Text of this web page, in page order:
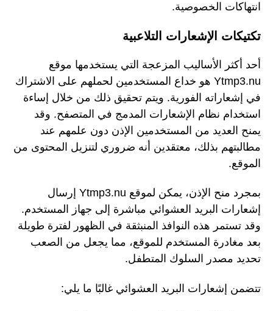
انتهاكات الخصوصية.
تكتيكات الإشعارات التلاعبية
أحد أكثر الأساليب المزعجة التي يستخدمها موقع
Ytmp3.nu هو خداع المستخدمين لحملهم على الاشتراك
في إشعاراته الفورية. ويتم تحقيق ذلك من خلال إساءة
استخدام نظام الإشعارات المدمج في المتصفح. وقد
يمنح العديد من المستخدمين الإذن دون علمهم عند
مطالبتهم بذلك، معتقدين أنه ضروري لتنزيل المحتوى من
الموقع.
بمجرد منح الإذن، يمكن لموقع Ytmp3.nu إرسال
إشعارات البريد العشوائي مباشرة إلى جهاز المستخدم.
وقد تستمر هذه النوافذ المنبثقة في الظهور لفترة طويلة
بعد مغادرة المستخدم للموقع، مما يجعل من الصعب
تحديد مصدر السلوك المتطفل.
تتضمن إشعارات البريد العشوائي غالبًا ما يلي: